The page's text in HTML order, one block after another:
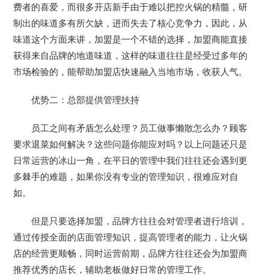
费者的喜爱，而很多开店新手由于难以把控火锅的精髓，研
制出的味道多有所欠缺，进而失去了核心竞争力，因此，从
味道这个方面来讲，加盟是一个不错的选择，加盟商能直接
获得来自品牌的地道味道，这样的味道往往是经受过多年的
市场检验的，能帮助加盟店快速融入当地市场，收获人气。
优势二：总部提供管理扶持
员工之间有矛盾怎么处理？员工做事懒散怎么办？顾客
要求退菜如何解决？这些问题你能应对吗？以上问题还只是
日常运营的冰山一角，在平日的管理中我们往往还会遇到更
多棘手的难题，如果你没有专业的管理知识，很难应对自
如。
但是只要选择加盟，品牌方往往会对管理者进行培训，
通过传授全面的店面管理知识，提高管理者的能力，让火锅
店的经营更顺畅，同时运营前期，品牌方往往还会为加盟商
推荐优秀的店长，辅助老板做好日常的管理工作。